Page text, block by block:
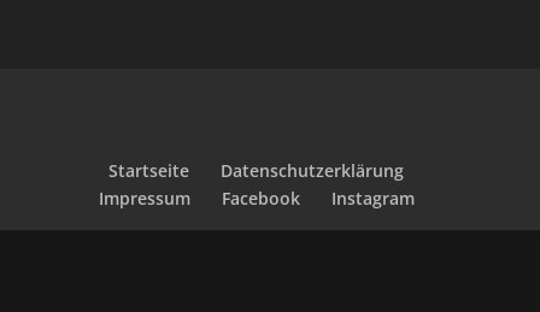
Startseite
Datenschutzerklärung
Impressum
Facebook Instagram